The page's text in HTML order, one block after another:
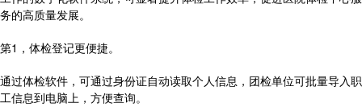
务的高质量发展。
第1，体检登记更便捷。
通过体检软件，可通过身份证自动读取个人信息，团检单位可批量导入职
工信息到电脑上，方便查询。